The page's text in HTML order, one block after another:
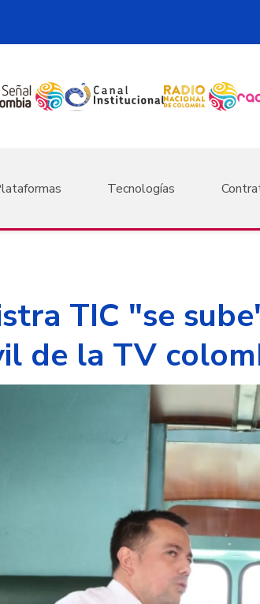
Tecnologías
TIC "se
de la TV